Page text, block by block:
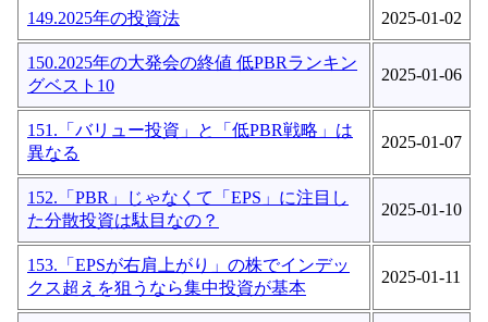
149.2025年の投資法 2025-01-02
150.2025年の大発会の終値 低PBRランキン
グベスト10
2025-01-06
151.「バリュー投資」と「低PBR戦略」は
異なる
2025-01-07
152.「PBR」じゃなくて「EPS」に注目し
た分散投資は駄目なの？
2025-01-10
153.「EPSが右肩上がり」の株でインデッ
クス超えを狙うなら集中投資が基本
2025-01-11